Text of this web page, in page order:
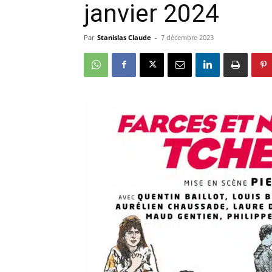
janvier 2024
Par Stanislas Claude - 7 décembre 2023